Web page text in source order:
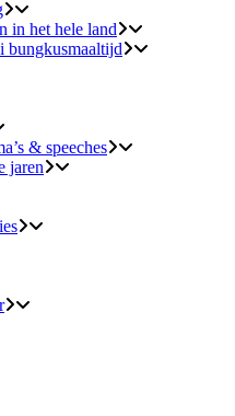
in het hele land
bungkusmaaltijd
& speeches
jaren